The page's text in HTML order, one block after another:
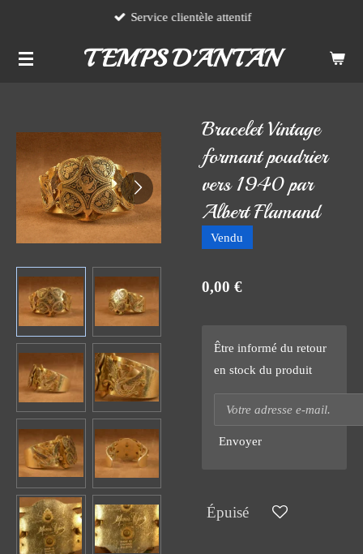
contenu
TEMPS D'ANTAN
Service clientèle attentif
Bracelet Vintage
formant poudrier
vers 1940 par
Albert Flamand
Vendu
0,00 €
Être informé du retour
en stock du produit
Envoyer
Épuisé